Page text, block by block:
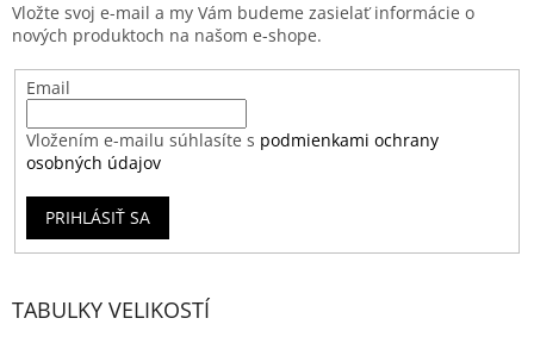
Vložte svoj e-mail a my Vám budeme zasielať informácie o
nových produktoch na našom e-shope.
Email
Vložením e-mailu súhlasíte s podmienkami ochrany
osobných údajov
PRIHLÁSIŤ SA
TABULKY VELIKOSTÍ